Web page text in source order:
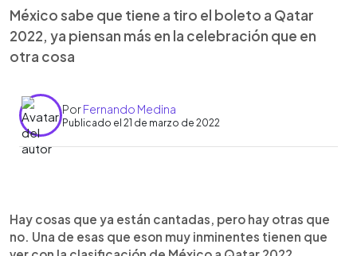
México sabe que tiene a tiro el boleto a Qatar
2022, ya piensan más en la celebración que en
otra cosa
PorFernando Medina
Publicado el 21 de marzo de 2022
Escuchar artículo
Hay cosas que ya están cantadas, pero hay otras que
no. Una de esas que eson muy inminentes tienen que